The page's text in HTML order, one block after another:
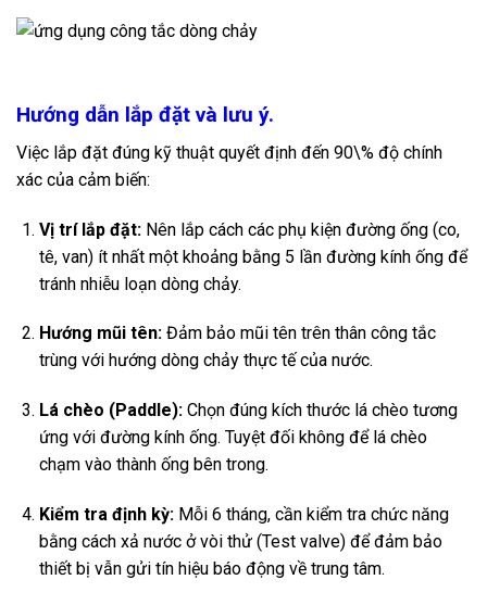
Hướng dẫn lắp đặt và lưu ý.
Việc lắp đặt đúng kỹ thuật quyết định đến 90\% độ chính
xác của cảm biến:
Vị trí lắp đặt:Nên lắp cách các phụ kiện đường ống (co,
tê, van) ít nhất một khoảng bằng 5 lần đường kính ống để
tránh nhiễu loạn dòng chảy.
Hướng mũi tên:Đảm bảo mũi tên trên thân công tắc
trùng với hướng dòng chảy thực tế của nước.
Lá chèo (Paddle):Chọn đúng kích thước lá chèo tương
ứng với đường kính ống. Tuyệt đối không để lá chèo
chạm vào thành ống bên trong.
Kiểm tra định kỳ:Mỗi 6 tháng, cần kiểm tra chức năng
bằng cách xả nước ở vòi thử (Test valve) để đảm bảo
thiết bị vẫn gửi tín hiệu báo động về trung tâm.